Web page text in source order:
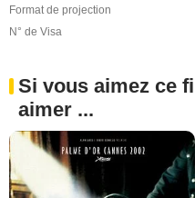
Format de projection
N° de Visa
Si vous aimez ce
aimer ...